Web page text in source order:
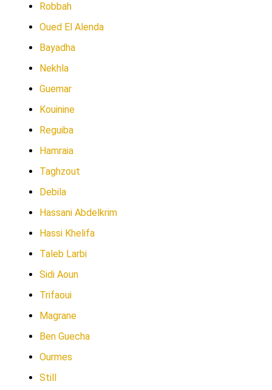
Robbah
Oued El Alenda
Bayadha
Nekhla
Guemar
Kouinine
Reguiba
Hamraia
Taghzout
Debila
Hassani Abdelkrim
Hassi Khelifa
Taleb Larbi
Sidi Aoun
Trifaoui
Magrane
Ben Guecha
Ourmes
Still